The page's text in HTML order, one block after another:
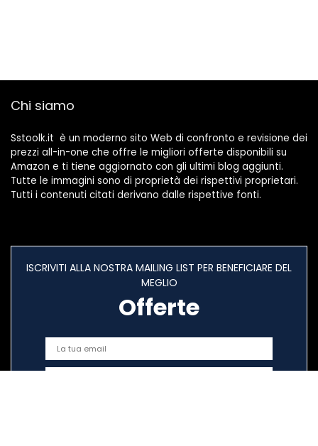
Chi siamo
Sstoolk.it è un moderno sito Web di confronto e revisione dei
prezzi all-in-one che offre le migliori offerte disponibili su
Amazon e ti tiene aggiornato con gli ultimi blog aggiunti.
Tutte le immagini sono di proprietà dei rispettivi proprietari.
Tutti i contenuti citati derivano dalle rispettive fonti.
ISCRIVITI ALLA NOSTRA MAILING LIST PER BENEFICIARE DEL
MEGLIO
Offerte